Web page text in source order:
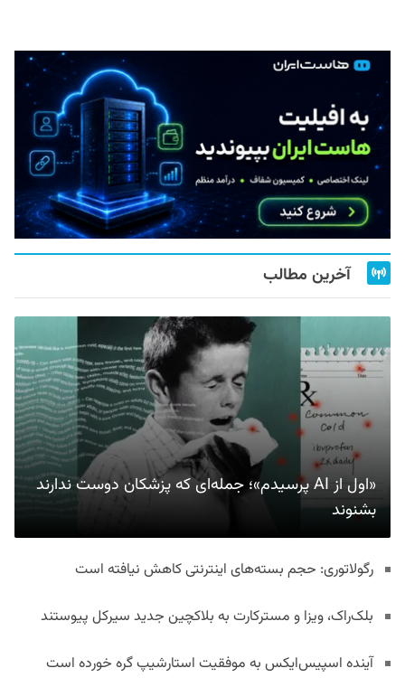
آخرین مطالب
«اول از AI پرسیدم»؛ جمله‌ای که پزشکان دوست ندارند
بشنوند
رگولاتوری: حجم بسته‌های اینترنتی کاهش نیافته است
بلک‌راک، ویزا و مسترکارت به بلاکچین جدید سیرکل پیوستند
آینده اسپیس‌ایکس به موفقیت استارشیپ گره خورده است